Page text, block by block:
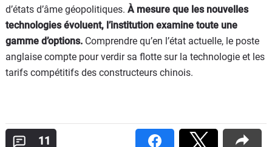
d’états d’âme géopolitiques. À mesure que les nouvelles
technologies évoluent, l’institution examine toute une
gamme d’options. Comprendre qu’en l’état actuelle, le poste
anglaise compte pour verdir sa flotte sur la technologie et les
tarifs compétitifs des constructeurs chinois.
11